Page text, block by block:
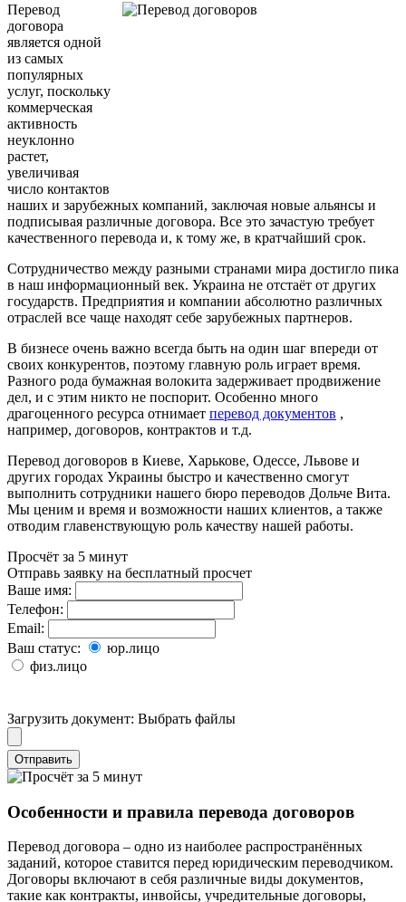
Перевод
договора
является одной
из самых
популярных
услуг, поскольку
коммерческая
активность
неуклонно
растет,
увеличивая
число контактов
наших и зарубежных компаний, заключая новые альянсы и
подписывая различные договора. Все это зачастую требует
качественного перевода и, к тому же, в кратчайший срок.
Сотрудничество между разными странами мира достигло пика
в наш информационный век. Украина не отстаёт от других
государств. Предприятия и компании абсолютно различных
отраслей все чаще находят себе зарубежных партнеров.
В бизнесе очень важно всегда быть на один шаг впереди от
своих конкурентов, поэтому главную роль играет время.
Разного рода бумажная волокита задерживает продвижение
дел, и с этим никто не поспорит. Особенно много
драгоценного ресурса отнимает перевод документов ,
например, договоров, контрактов и т.д.
Перевод договоров в Киеве, Харькове, Одессе, Львове и
других городах Украины быстро и качественно смогут
выполнить сотрудники нашего бюро переводов Дольче Вита.
Мы ценим и время и возможности наших клиентов, а также
отводим главенствующую роль качеству нашей работы.
Просчёт за 5 минут
Отправь заявку на бесплатный просчет
Ваше имя:
Телефон:
Email:
Ваш статус:
юр.лицо
физ.лицо
Загрузить документ: Выбрать файлы
Отправить
Особенности и правила перевода договоров
Перевод договора – одно из наиболее распространённых
заданий, которое ставится перед юридическим переводчиком.
Договоры включают в себя различные виды документов,
такие как контракты, инвойсы, учредительные договоры,